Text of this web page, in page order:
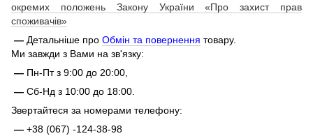
окремих положень Закону України «Про захист прав
споживачів»
— Детальніше про Обмін та повернення товару.
Ми завжди з Вами на зв'язку:
— Пн-Пт з 9:00 до 20:00,
— Сб-Нд з 10:00 до 18:00.
Звертайтеся за номерами телефону:
— +38 (067) -124-38-98